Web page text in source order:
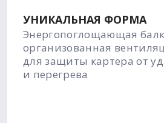
УНИКАЛЬНАЯ ФОРМА
Энергопоглощающая
организованная
для защиты картера от
и перегрева